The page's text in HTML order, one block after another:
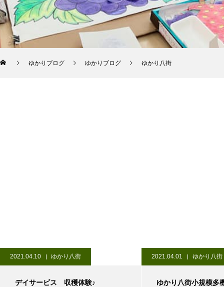
ゆかりブログ ゆかりブログ ゆかり八街
2021.04.10 ゆかり八街
デイサービス 収穫体験♪
2021.04.01 ゆかり八街
ゆかり八街小規模多